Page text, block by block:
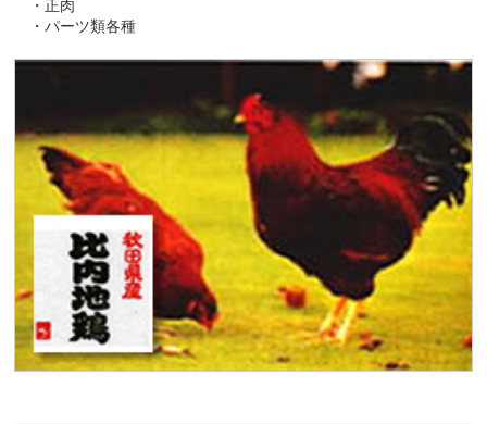
・正肉
・パーツ類各種